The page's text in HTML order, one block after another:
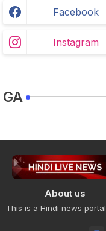
Facebook
Instagram
GA
About us
This is a Hindi news portal